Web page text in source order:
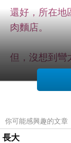
還好，所在地
肉麵店。
但，沒想到彎
看到《彰化
又不是香菇雞
你可能感興趣的文章
長大